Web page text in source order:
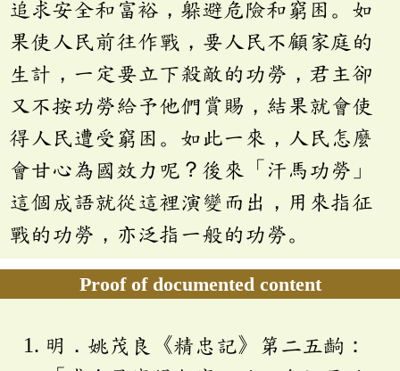
追求安全和富裕，躲避危險和窮困。如
果使人民前往作戰，要人民不顧家庭的
生計，一定要立下殺敵的功勞，君主卻
又不按功勞給予他們賞賜，結果就會使
得人民遭受窮困。如此一來，人民怎麼
會甘心為國效力呢？後來「汗馬功勞」
這個成語就從這裡演變而出，用來指征
戰的功勞，亦泛指一般的功勞。
Proof of documented content
明．姚茂良《精忠記》第二五齣：